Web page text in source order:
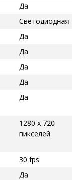
Да
Светодиодная
Да
Да
Да
Да
Да
1280 x 720
пикселей
30 fps
Да